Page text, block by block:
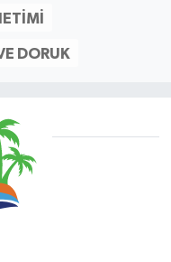
DORUK